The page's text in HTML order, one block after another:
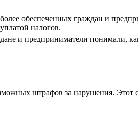
обеспеченных граждан и
налогов.
и предприниматели понимали,
штрафов за нарушения. Этот